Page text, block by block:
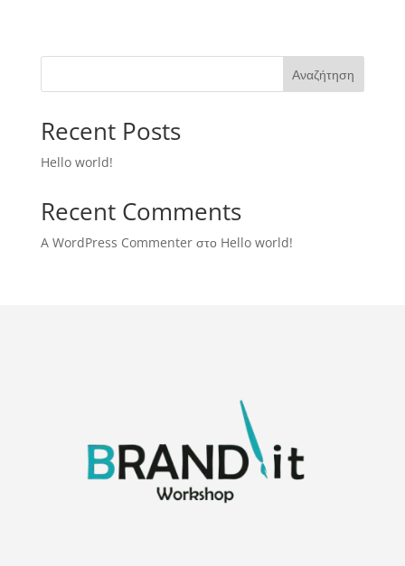
Αναζήτηση
Recent Posts
Hello world!
Recent Comments
A WordPress Commenterστο Hello world!